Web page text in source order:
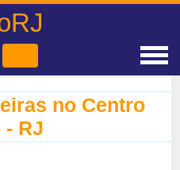
no Centro
- RJ